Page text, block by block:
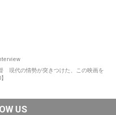
現代の情勢が突きつけた、この映画を
US